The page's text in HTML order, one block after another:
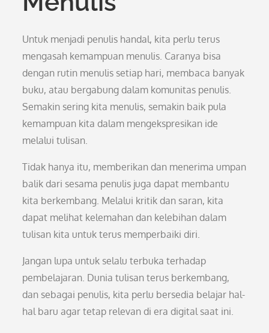
Untuk menjadi penulis handal, kita perlu terus
mengasah kemampuan menulis. Caranya bisa
dengan rutin menulis setiap hari, membaca banyak
buku, atau bergabung dalam komunitas penulis.
Semakin sering kita menulis, semakin baik pula
kemampuan kita dalam mengekspresikan ide
melalui tulisan.
Tidak hanya itu, memberikan dan menerima umpan
balik dari sesama penulis juga dapat membantu
kita berkembang. Melalui kritik dan saran, kita
dapat melihat kelemahan dan kelebihan dalam
tulisan kita untuk terus memperbaiki diri.
Jangan lupa untuk selalu terbuka terhadap
pembelajaran. Dunia tulisan terus berkembang,
dan sebagai penulis, kita perlu bersedia belajar hal-
hal baru agar tetap relevan di era digital saat ini.